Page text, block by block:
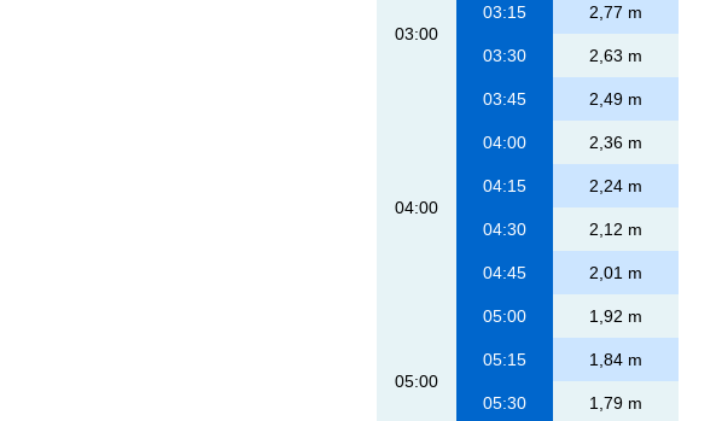
03:00
03:15 2,77 m
03:30 2,63 m
03:45 2,49 m
04:00
04:00 2,36 m
04:15 2,24 m
04:30 2,12 m
04:45 2,01 m
05:00
05:00 1,92 m
05:15 1,84 m
05:30 1,79 m